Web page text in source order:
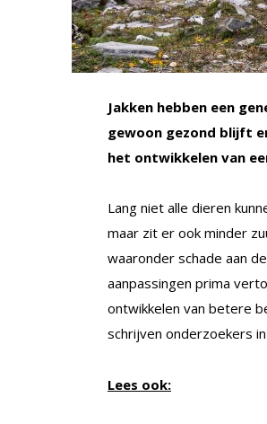
Jakken hebben een
gewoon gezond blijft
het ontwikkelen van
Lang niet alle dieren
maar zit er ook minder
waaronder schade aan
aanpassingen prima
ontwikkelen van betere
schrijven onderzoekers
Lees ook: